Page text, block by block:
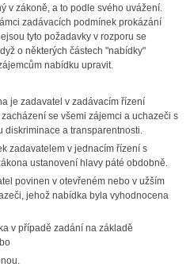
v zákoně, a to podle svého uvážení.
zadávacích podmínek prokázání
tyto požadavky v rozporu se
o některých částech "nabídky"
nabídku upravit.
je zadavatel v zadávacím řízení
se všemi zájemci a uchazeči s
diskriminace a transparentnosti.
zadavatelem v jednacím řízení s
ustanovení hlavy páté obdobně.
povinen v otevřeném nebo v užším
jehož nabídka byla vyhodnocena
v případě zadání na základě